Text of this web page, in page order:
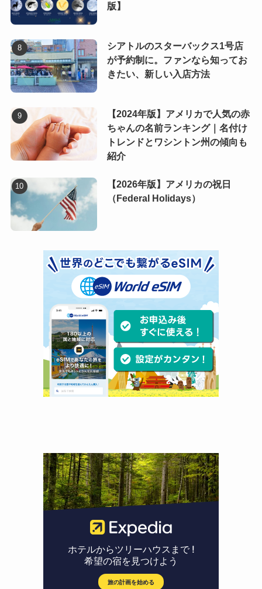
版】
シアトルのスターバックス1号店
が予約制に。ファンなら知ってお
きたい、新しい入店方法
【2024年版】アメリカで人気の赤
ちゃんの名前ランキング｜名付け
トレンドとワシントン州の傾向も
紹介
【2026年版】アメリカの祝日
（Federal Holidays）